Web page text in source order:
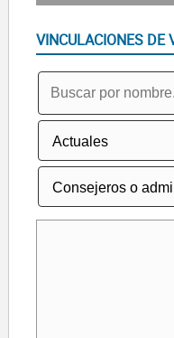
VINCULACIONES DE